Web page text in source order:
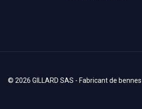
© 2026 GILLARD SAS - Fabricant de